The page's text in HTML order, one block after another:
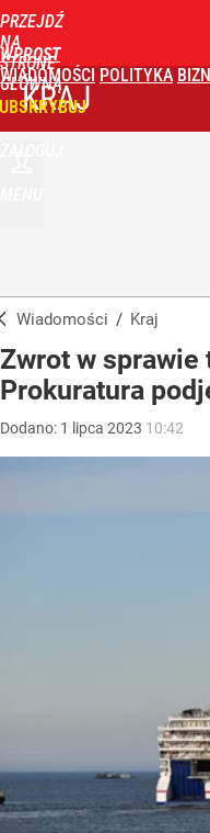
PRZEJDŹ
NA
STRONĘ
GŁÓWNĄ
WPROST
WIADOMOŚCI POLITYKA
KRAJ
Wiadomości / Kraj
Zwrot w
Prokuratura
Dodano: 1 lipca 2023 10:42